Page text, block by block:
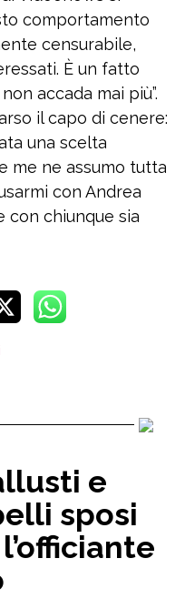
comportamento
censurabile,
È un fatto
accada mai più”.
il capo di cenere:
una scelta
me ne assumo tutta
con Andrea
con chiunque sia
e
sposi